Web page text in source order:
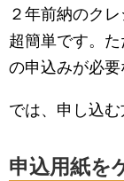
２年前納のク
超簡単です。
の申込みが必要
では、申し込む
申込用紙を